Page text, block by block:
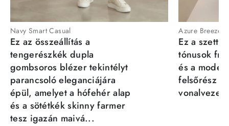
Navy Smart Casual
Ez az összeállítás a
tengerészkék dupla
gombsoros blézer tekintélyt
parancsoló eleganciájára
épül, amelyet a hófehér alap
és a sötétkék skinny farmer
tesz igazán maivá...
Azure Breeze
Ez a szett
tónusok
és a
felsőrész